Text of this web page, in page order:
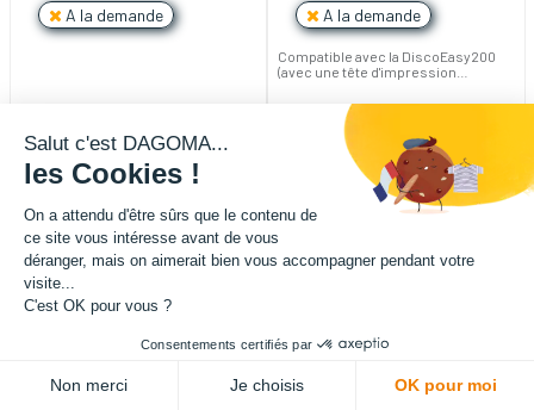
A la demande A la demande
Compatible avec la DiscoEasy200
(avec une tête d'impression
dessous) et la Disco Ultimate. Non
compatible avec la tête
d'impression bi-couleur.
Salut c'est DAGOMA...
les Cookies !
On a attendu d'être sûrs que le contenu de
ce site vous intéresse avant de vous
déranger, mais on aimerait bien vous accompagner pendant votre
visite...
C'est OK pour vous ?
Consentements certifiés par
Non merci Je choisis OK pour moi